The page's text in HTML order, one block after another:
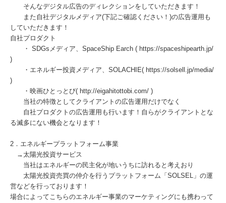
そんなデジタル広告のディレクションをしていただきます！
また自社デジタルメディア(下記ご確認ください！)の広告運用も
していただきます！
自社プロダクト
・ SDGsメディア、SpaceShip Earch ( https://spaceshipearth.jp/
)
・エネルギー投資メディア、SOLACHIE( https://solsell.jp/media/
)
・映画ひとっとび( http://eigahitottobi.com/ )
当社の特徴としてクライアントの広告運用だけでなく
自社プロダクトの広告運用も行います！自らがクライアントとな
る滅多にない機会となります！
2．エネルギープラットフォーム事業
→太陽光投資サービス
当社はエネルギーの民主化が地いうちに訪れると考えおり
太陽光投資売買の仲介を行うプラットフォーム「SOLSEL」の運
営などを行っております！
場合によってこちらのエネルギー事業のマーケティングにも携わって